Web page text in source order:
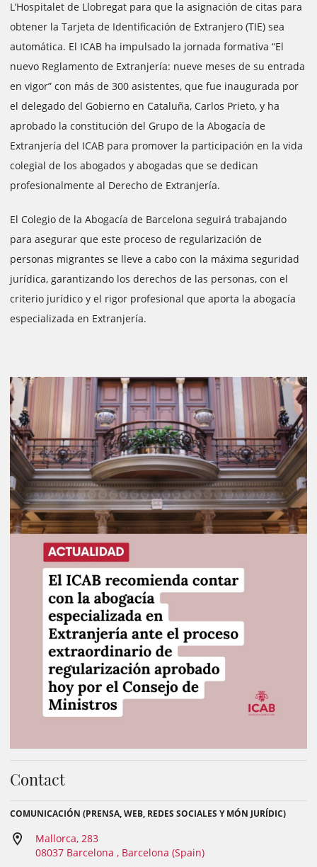
L’Hospitalet de Llobregat para que la asignación de citas para
obtener la Tarjeta de Identificación de Extranjero (TIE) sea
automática. El ICAB ha impulsado la jornada formativa “El
nuevo Reglamento de Extranjería: nueve meses de su entrada
en vigor” con más de 300 asistentes, que fue inaugurada por
el delegado del Gobierno en Cataluña, Carlos Prieto, y ha
aprobado la constitución del Grupo de la Abogacía de
Extranjería del ICAB para promover la participación en la vida
colegial de los abogados y abogadas que se dedican
profesionalmente al Derecho de Extranjería.
El Colegio de la Abogacía de Barcelona seguirá trabajando
para asegurar que este proceso de regularización de
personas migrantes se lleve a cabo con la máxima seguridad
jurídica, garantizando los derechos de las personas, con el
criterio jurídico y el rigor profesional que aporta la abogacía
especializada en Extranjería.
Contact
COMUNICACIÓN (PRENSA, WEB, REDES SOCIALES Y MÓN JURÍDIC)
Mallorca, 283
08037 Barcelona , Barcelona (Spain)